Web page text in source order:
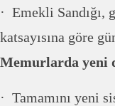
· Emekli Sandığı,
katsayısına göre
Memurlarda yeni
· Tamamını yeni